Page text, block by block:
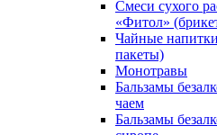
Смеси сухого
«Фитол»
Чайные
пакеты)
Монотравы
Бальзамы
чаем
Бальзамы